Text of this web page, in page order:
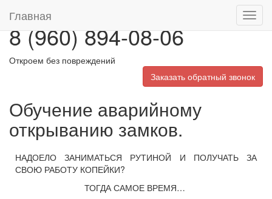
Главная
8 (960) 894-08-06
Откроем без повреждений
Заказать обратный звонок
Обучение аварийному
открыванию замков.
НАДОЕЛО ЗАНИМАТЬСЯ РУТИНОЙ И ПОЛУЧАТЬ ЗА
СВОЮ РАБОТУ КОПЕЙКИ?
ТОГДА САМОЕ ВРЕМЯ…